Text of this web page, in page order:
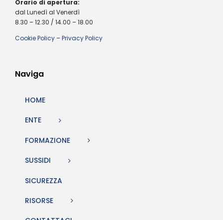
Orario di apertura:
dal Lunedì al Venerdì
8.30 – 12.30 / 14.00 – 18.00
Cookie Policy –Privacy Policy
Naviga
HOME
ENTE
FORMAZIONE
SUSSIDI
SICUREZZA
RISORSE